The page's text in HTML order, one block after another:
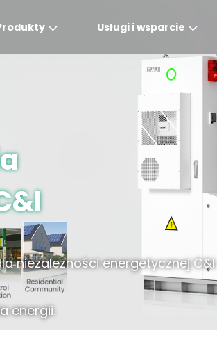
Usługi i wsparcie
România
Polski
Português (Brasileiro)
niezależności energetycznej C&I.
energii.